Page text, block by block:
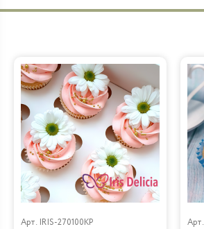
Арт. IRIS-270100KP Арт.